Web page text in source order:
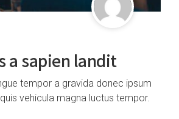
a sapien landit
tempor a gravida donec ipsum
vehicula magna luctus tempor.